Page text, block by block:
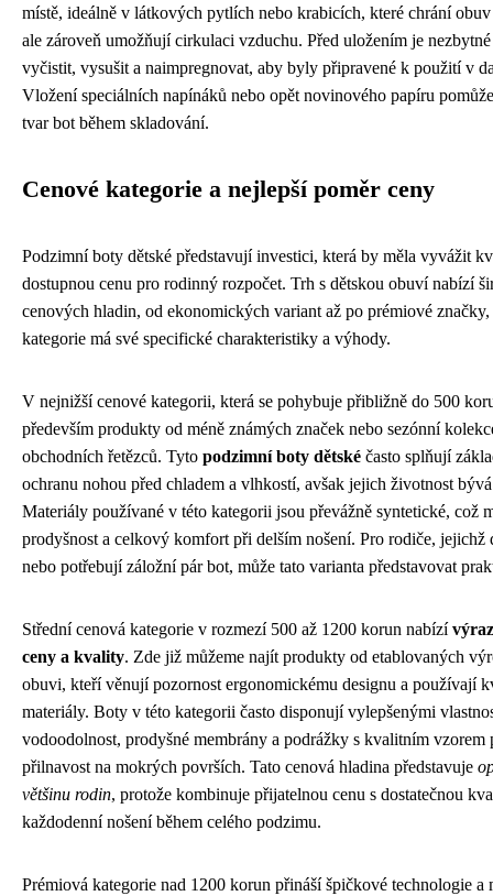
místě, ideálně v látkových pytlích nebo krabicích, které chrání
ale zároveň umožňují cirkulaci vzduchu. Před uložením je
vyčistit, vysušit a naimpregnovat, aby byly připravené k použití v
Vložení speciálních napínáků nebo opět novinového papíru
tvar bot během skladování.
Cenové kategorie a nejlepší poměr ceny
Podzimní boty dětské představují investici, která by měla vyvážit
dostupnou cenu pro rodinný rozpočet. Trh s dětskou obuví nabízí
cenových hladin, od ekonomických variant až po prémiové
kategorie má své specifické charakteristiky a výhody.
V nejnižší cenové kategorii, která se pohybuje přibližně do 500
především produkty od méně známých značek nebo sezónní
obchodních řetězců. Tyto podzimní boty dětské často splňují
ochranu nohou před chladem a vlhkostí, avšak jejich životnost
Materiály používané v této kategorii jsou převážně syntetické, což
prodyšnost a celkový komfort při delším nošení. Pro rodiče, jejichž
nebo potřebují záložní pár bot, může tato varianta představovat
Střední cenová kategorie v rozmezí 500 až 1200 korun nabízí
ceny a kvality. Zde již můžeme najít produkty od etablovaných
obuvi, kteří věnují pozornost ergonomickému designu a používají
materiály. Boty v této kategorii často disponují vylepšenými
vodoodolnost, prodyšné membrány a podrážky s kvalitním vzorem
přilnavost na mokrých površích. Tato cenová hladina představuje
většinu rodin, protože kombinuje přijatelnou cenu s dostatečnou
každodenní nošení během celého podzimu.
Prémiová kategorie nad 1200 korun přináší špičkové technologie a